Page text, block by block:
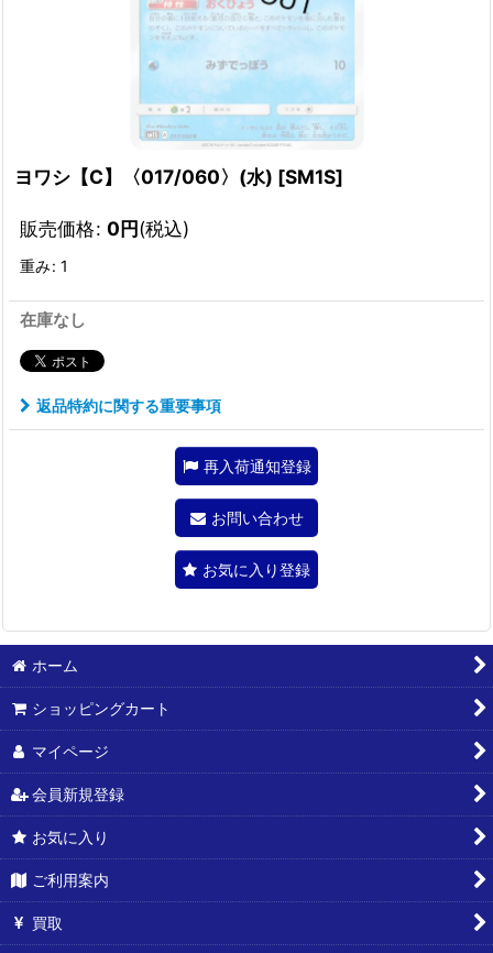
ヨワシ【C】〈017/060〉(水) [SM1S]
販売価格: 0円(税込)
重み: 1
在庫なし
返品特約に関する重要事項
再入荷通知登録
お問い合わせ
お気に入り登録
ホーム
ショッピングカート
マイページ
会員新規登録
お気に入り
ご利用案内
買取